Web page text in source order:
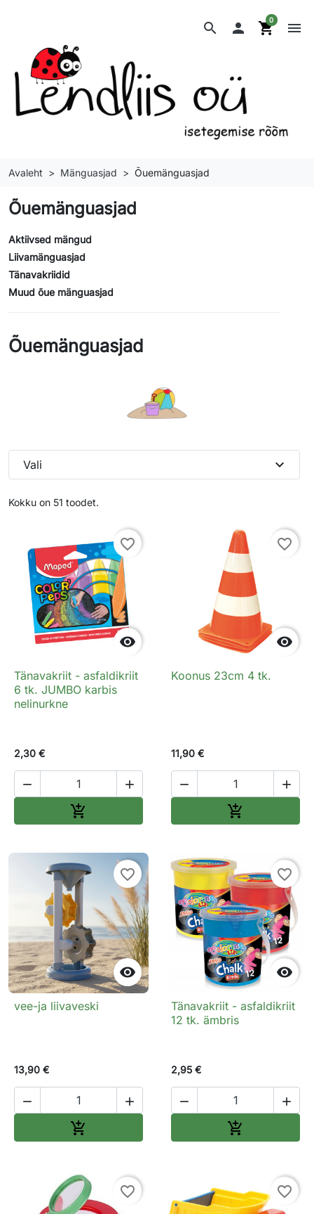
search  shopping_cart
0 menu
Avaleht Mänguasjad Õuemänguasjad
Õuemänguasjad
Aktiivsed mängud
Liivamänguasjad
Tänavakriidid
Muud õue mänguasjad
Õuemänguasjad
Kokku on 51 toodet.
Vali expand_more

favorite_border
Tänavakriit - asfaldikriit
6 tk. JUMBO karbis
nelinurkne
2,30 €
 


favorite_border
Koonus 23cm 4 tk.
11,90 €
 


favorite_border
vee-ja liivaveski
13,90 €
 


favorite_border
Tänavakriit - asfaldikriit
12 tk. ämbris
2,95 €
 

favorite_border favorite_border